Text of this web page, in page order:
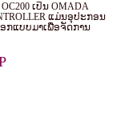
ເປັນ OMADA
ແມ່ນອຸປະກອນ
ກແບບມາເພື່ອຈັດການ
FI ຂອງ OMADA
ກາງ. ເໝາະສຳລັບ
, ໂຮງແຮມ ແລະ ອົງການ